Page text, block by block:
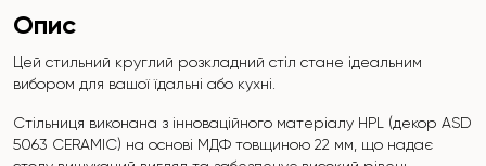
Опис
Цей стильний круглий розкладний стіл стане ідеальним
вибором для вашої їдальні або кухні.
Стільниця виконана з інноваційного матеріалу HPL (декор ASD
5063 CERAMIC) на основі МДФ товщиною 22 мм, що надає